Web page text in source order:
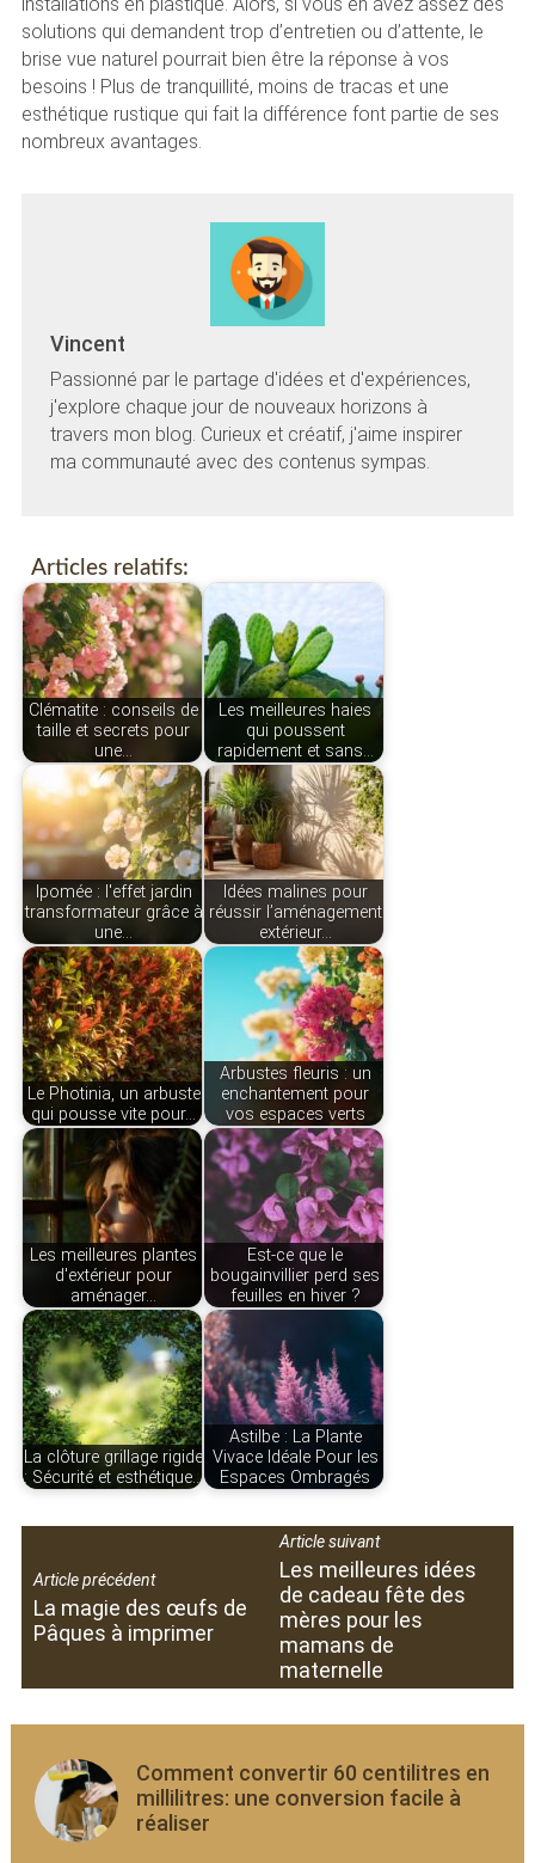
solutions qui demandent trop d’entretien ou d’attente, le
brise vue naturel pourrait bien être la réponse à vos
besoins ! Plus de tranquillité, moins de tracas et une
esthétique rustique qui fait la différence font partie de ses
nombreux avantages.
Vincent
Passionné par le partage d'idées et d'expériences,
j'explore chaque jour de nouveaux horizons à
travers mon blog. Curieux et créatif, j'aime inspirer
ma communauté avec des contenus sympas.
Articles relatifs:
Clématite : conseils de
taille et secrets pour
une…
Les meilleures haies
qui poussent
rapidement et sans…
Ipomée : l'effet jardin
transformateur grâce à
une…
Idées malines pour
réussir l’aménagement
extérieur…
Le Photinia, un arbuste
qui pousse vite pour…
Arbustes fleuris : un
enchantement pour
vos espaces verts
Les meilleures plantes
d'extérieur pour
aménager…
Est-ce que le
bougainvillier perd ses
feuilles en hiver ?
La clôture grillage rigide
: Sécurité et esthétique…
Astilbe : La Plante
Vivace Idéale Pour les
Espaces Ombragés
Article précédent
La magie des œufs de
Pâques à imprimer
Article suivant
Les meilleures idées
de cadeau fête des
mères pour les
mamans de
maternelle
Comment convertir 60 centilitres en
millilitres: une conversion facile à
réaliser